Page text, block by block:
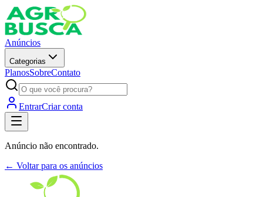
Anúncios
Categorias
PlanosSobreContato
EntrarCriar conta
Anúncio não encontrado.
← Voltar para os anúncios